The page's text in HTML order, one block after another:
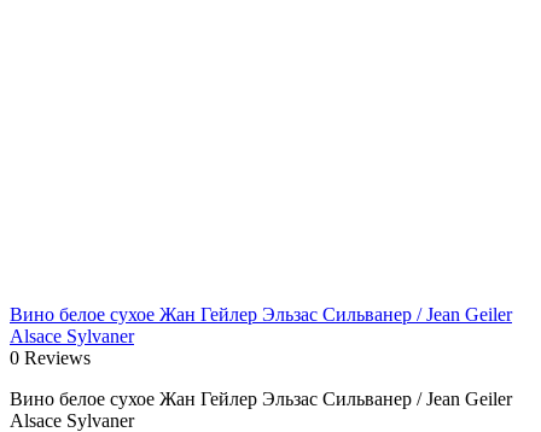
Вино белое сухое Жан Гейлер Эльзас Сильванер / Jean Geiler
Alsace Sylvaner
0 Reviews
Вино белое сухое Жан Гейлер Эльзас Сильванер / Jean Geiler
Alsace Sylvaner